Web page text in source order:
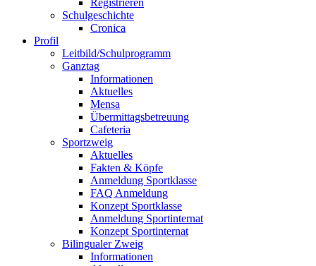
Registrieren
Schulgeschichte
Cronica
Profil
Leitbild/Schulprogramm
Ganztag
Informationen
Aktuelles
Mensa
Übermittagsbetreuung
Cafeteria
Sportzweig
Aktuelles
Fakten & Köpfe
Anmeldung Sportklasse
FAQ Anmeldung
Konzept Sportklasse
Anmeldung Sportinternat
Konzept Sportinternat
Bilingualer Zweig
Informationen